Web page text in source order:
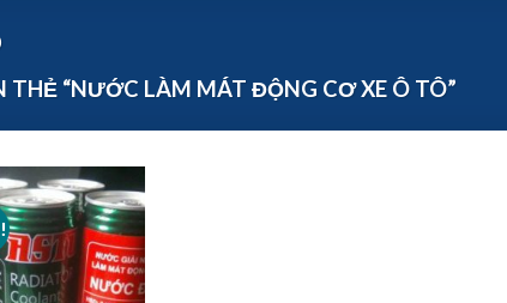
“NƯỚC LÀM MÁT ĐỘNG CƠ XE Ô TÔ”
Add to
Wishlist